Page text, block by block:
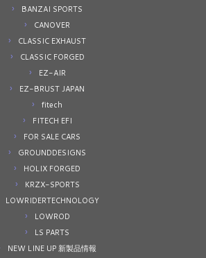
BANZAI SPORTS
CANOVER
CLASSIC EXHAUST
CLASSIC FORGED
EZ-AIR
EZ-BRUST JAPAN
fitech
FITECH EFI
FOR SALE CARS
GROUNDDESIGNS
HOLIX FORGED
KRZX-SPORTS
LOWRIDERTECHNOLOGY
LOWROD
LS PARTS
NEW LINE UP 新製品情報